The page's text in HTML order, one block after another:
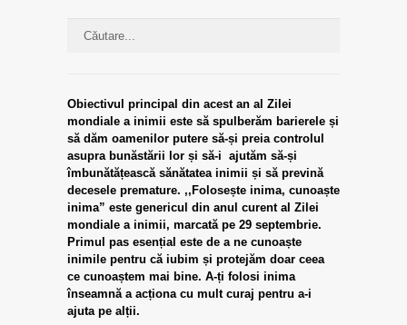
Obiectivul principal din acest an al Zilei
mondiale a inimii este să spulberăm barierele și
să dăm oamenilor putere să-și preia controlul
asupra bunăstării lor și să-i ajutăm să-și
îmbunătățească sănătatea inimii și să prevină
decesele premature. ,,Folosește inima, cunoaște
inima” este genericul din anul curent al Zilei
mondiale a inimii, marcată pe 29 septembrie.
Primul pas esențial este de a ne cunoaște
inimile pentru că iubim și protejăm doar ceea
ce cunoaștem mai bine. A-ți folosi inima
înseamnă a acționa cu mult curaj pentru a-i
ajuta pe alții.